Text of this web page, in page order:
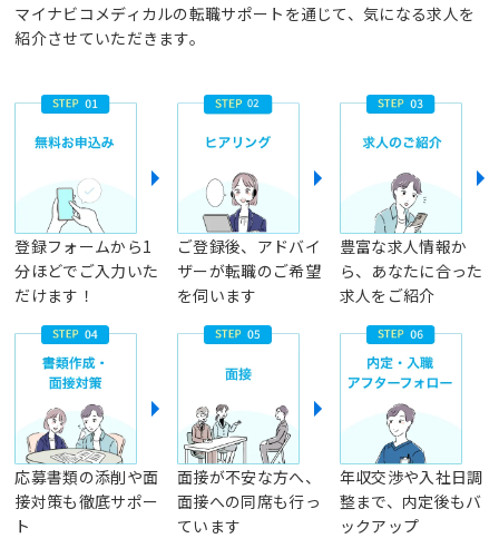
マイナビコメディカルの転職サポートを通じて、気になる求人を
紹介させていただきます。
登録フォームから1
分ほどでご入力いた
だけます！
ご登録後、アドバイ
ザーが転職のご希望
を伺います
豊富な求人情報か
ら、あなたに合った
求人をご紹介
応募書類の添削や面
接対策も徹底サポー
ト
面接が不安な方へ、
面接への同席も行っ
ています
年収交渉や入社日調
整まで、内定後もバ
ックアップ